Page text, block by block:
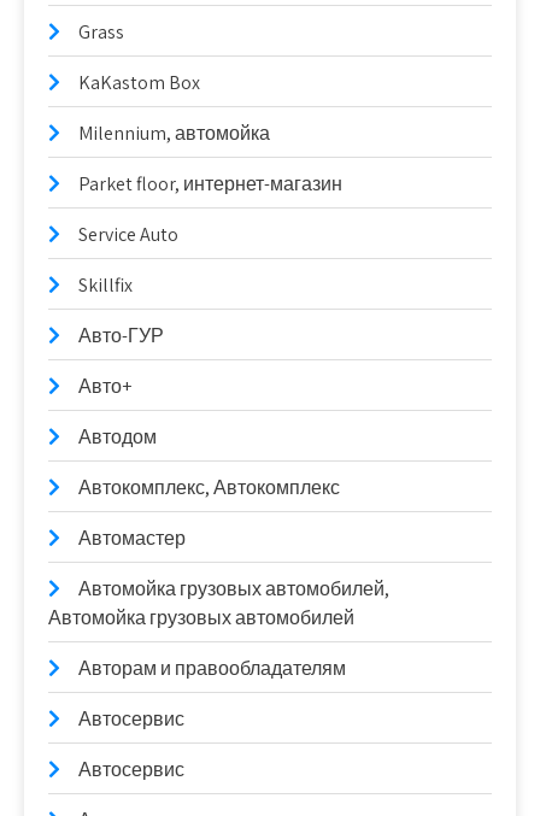
Grass
KaKastom Box
Milennium, автомойка
Parket floor, интернет-магазин
Service Auto
Skillfix
Авто-ГУР
Авто+
Автодом
Автокомплекс, Автокомплекс
Автомастер
Автомойка грузовых автомобилей,
Автомойка грузовых автомобилей
Авторам и правообладателям
Автосервис
Автосервис